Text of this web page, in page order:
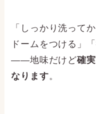
「しっかり洗って
ドームをつける」
――地味だけど確
なります。